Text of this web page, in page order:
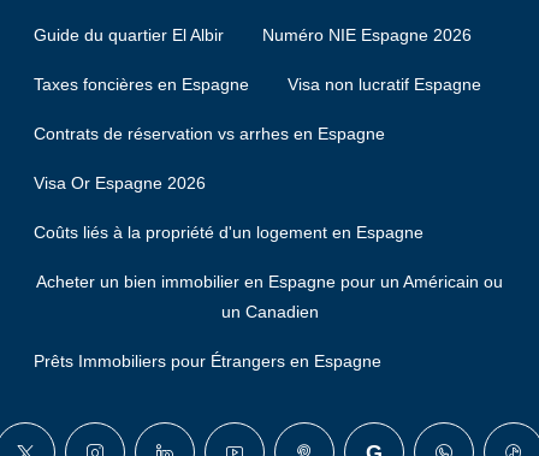
Guide du quartier El Albir Numéro NIE Espagne 2026
Taxes foncières en Espagne Visa non lucratif Espagne
Contrats de réservation vs arrhes en Espagne
Visa Or Espagne 2026
Coûts liés à la propriété d'un logement en Espagne
Acheter un bien immobilier en Espagne pour un Américain ou
un Canadien
Prêts Immobiliers pour Étrangers en Espagne